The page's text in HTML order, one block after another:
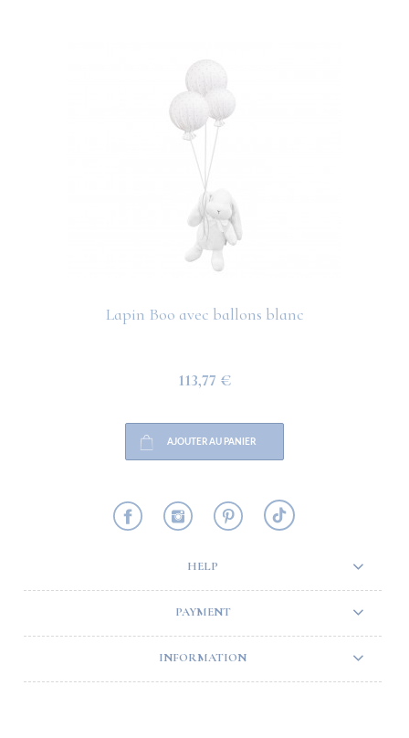
Lapin Boo avec ballons blanc
113,77 €
AJOUTER AU PANIER
HELP
PAYMENT
INFORMATION